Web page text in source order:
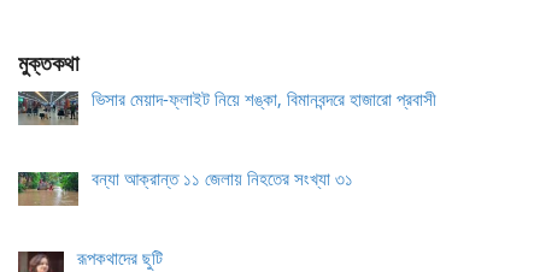
মুক্তকথা
ভিসার মেয়াদ-ফ্লাইট নিয়ে শঙ্কা, বিমানবন্দরে হাজারো প্রবাসী
বন্যা আক্রান্ত ১১ জেলায় নিহতের সংখ্যা ৩১
রূপকথাদের ছুটি